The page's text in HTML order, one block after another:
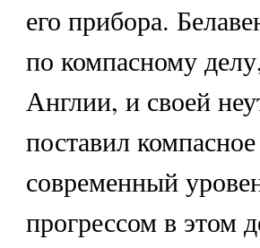
его прибора.
по компасному
Англии, и своей
поставил
современный
прогрессом в этом